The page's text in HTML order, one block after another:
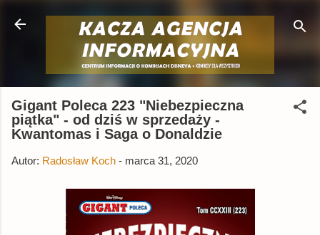
Przejdź do głównej zawartości
Gigant Poleca 223 "Niebezpieczna
piątka" - od dziś w sprzedaży -
Kwantomas i Saga o Donaldzie
Autor: Radosław Koch - marca 31, 2020